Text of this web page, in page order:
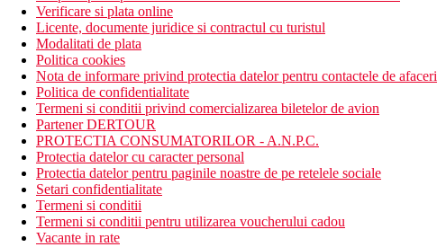
Verificare si plata online
Licente, documente juridice si contractul cu turistul
Modalitati de plata
Politica cookies
Nota de informare privind protectia datelor pentru contactele de afaceri
Politica de confidentialitate
Termeni si conditii privind comercializarea biletelor de avion
Partener DERTOUR
PROTECTIA CONSUMATORILOR - A.N.P.C.
Protectia datelor cu caracter personal
Protectia datelor pentru paginile noastre de pe retelele sociale
Setari confidentialitate
Termeni si conditii
Termeni si conditii pentru utilizarea voucherului cadou
Vacante in rate